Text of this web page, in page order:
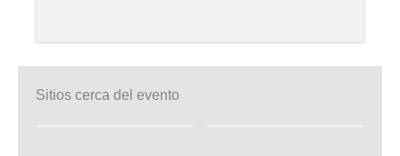
Sitios cerca del evento